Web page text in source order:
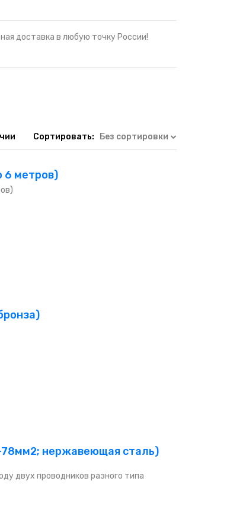
доставка в любую точку России!
Сортировать: Без сортировки
6 метров)
78мм2; нержавеющая сталь)
двух проводников разного типа